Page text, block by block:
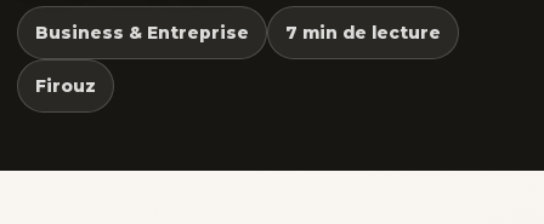
Business & Entreprise 7 min de lecture
Firouz